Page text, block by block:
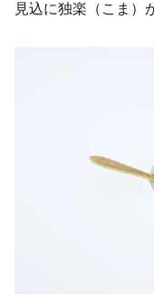
見込に独楽（こま）